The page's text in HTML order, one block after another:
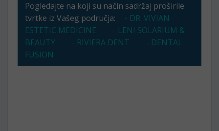
Pogledajte na koji su način sadržaj proširile
tvrtke iz Vašeg područja:
- DR. VIVIAN
ESTETIC MEDICINE
- LENI SOLARIUM &
BEAUTY
- RIVIERA DENT
- DENTAL
FUSION